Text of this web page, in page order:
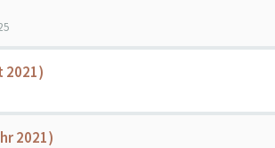
2021)
2021)